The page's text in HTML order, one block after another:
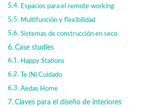
Espacios para el remote working
Multifunción y flexibilidad
Sistemas de construcción en seco
Case studies
Happy Stations
Te (N) Cuidado
Aedas Home
Claves para el diseño de interiores